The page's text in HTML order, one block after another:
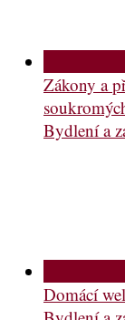
Zákony a
Bydlení a
Domácí